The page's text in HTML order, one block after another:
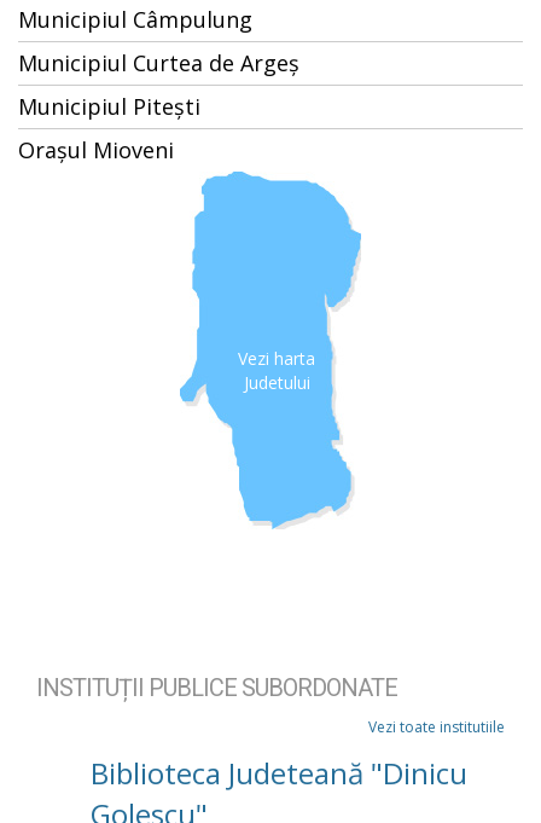
Municipiul Câmpulung
Municipiul Curtea de Argeș
Municipiul Pitești
Orașul Mioveni
Vezi harta
Judetului
INSTITUȚII PUBLICE SUBORDONATE
Vezi toate institutiile
Biblioteca Judeteană "Dinicu
Golescu"